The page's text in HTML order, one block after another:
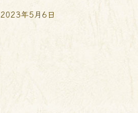
2023年5月6日